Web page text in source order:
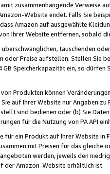
zusammenhängende
Website endet. Falls Sie
Amazon auf ausgewählte
Ihrer Website entfernen, sobald
täuschenden
oder Preise aufstellen. Stellen Sie
Speicherkapazität ein, so dürfen
Produkten können
auf Ihrer Website nur Angaben
sind bedienen oder (b) Sie
für die Nutzung von PA API
für ein Produkt auf Ihrer Website
mit Preisen für das
werden, jeweils den
der Amazon-Website erhältlich ist.